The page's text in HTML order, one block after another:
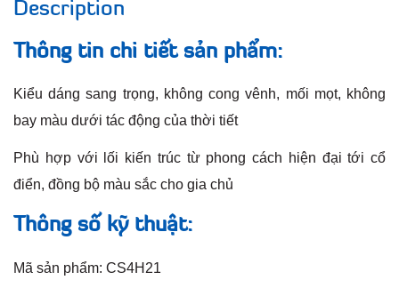
Description
Thông tin chi tiết sản phẩm:
Kiểu dáng sang trọng, không cong vênh, mối mọt, không
bay màu dưới tác động của thời tiết
Phù hợp với lối kiến trúc từ phong cách hiện đại tới cổ
điển, đồng bộ màu sắc cho gia chủ
Thông số kỹ thuật:
Mã sản phẩm: CS4H21